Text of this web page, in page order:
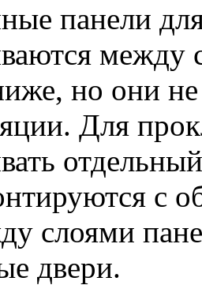
панели
но они
Для
с
слоями
двери.